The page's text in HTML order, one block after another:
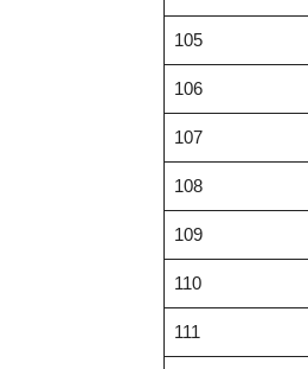
105
106
107
108
109
110
111